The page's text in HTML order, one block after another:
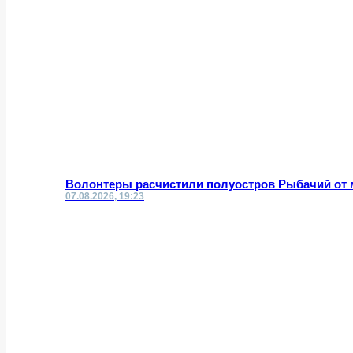
Волонтеры расчистили полуостров Рыбачий от
07.08.2026, 19:23